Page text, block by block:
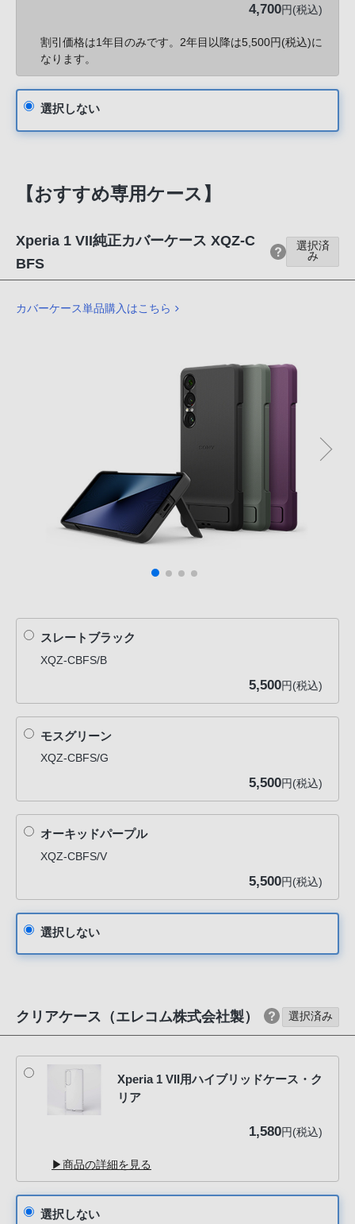
4,700円(税込)
割引価格は1年目のみです。2年目以降は5,500円(税込)に
なります。
選択しない
【おすすめ専用ケース】
Xperia 1 VII純正カバーケース XQZ-C
BFS
選択済
み
カバーケース単品購入はこちら
スレートブラック
XQZ-CBFS/B
5,500円(税込)
モスグリーン
XQZ-CBFS/G
5,500円(税込)
オーキッドパープル
XQZ-CBFS/V
5,500円(税込)
選択しない
クリアケース（エレコム株式会社製） 選択済み
Xperia 1 VII用ハイブリッドケース・ク
リア
1,580円(税込)
▶商品の詳細を見る
選択しない